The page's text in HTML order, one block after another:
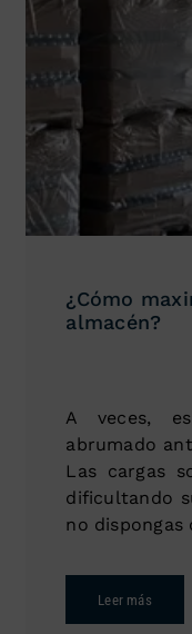
¿Cómo
almacén?
A veces,
abrumado
Las cargas
dificultando
no dispongas
Leer más